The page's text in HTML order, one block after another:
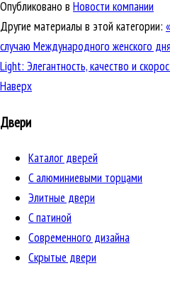
Опубликовано в Новости компании
Другие материалы в этой категории:
случаю Международного женского
Light: Элегантность, качество и
Наверх
Двери
Каталог дверей
C алюминиевыми торцами
Элитные двери
C патиной
Cовременного дизайна
Скрытые двери